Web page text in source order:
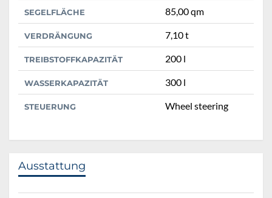
SEGELFLÄCHE 85,00 qm
VERDRÄNGUNG 7,10 t
TREIBSTOFFKAPAZITÄT 200 l
WASSERKAPAZITÄT 300 l
STEUERUNG Wheel steering
Ausstattung